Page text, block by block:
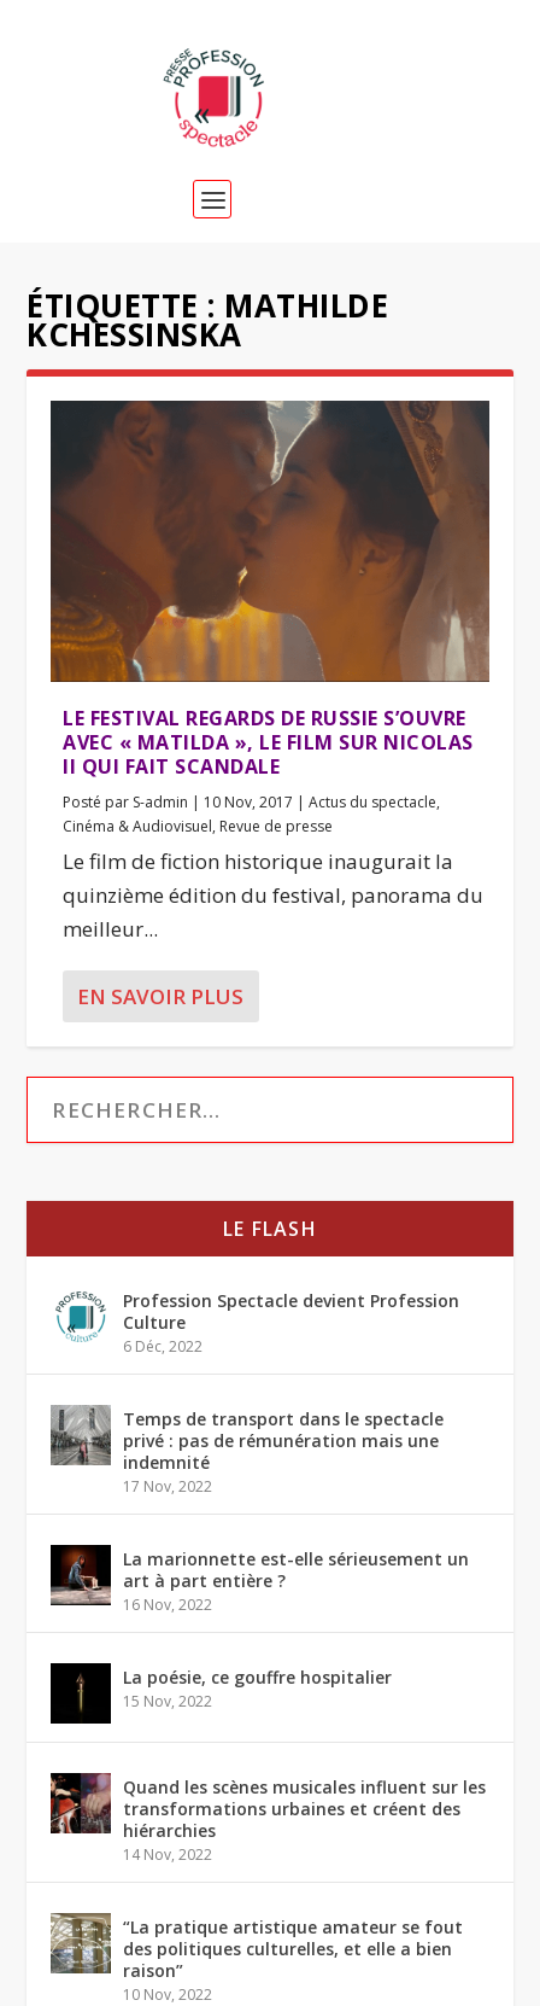
ÉTIQUETTE : MATHILDE
KCHESSINSKA
LE FESTIVAL REGARDS DE RUSSIE S’OUVRE
AVEC « MATILDA », LE FILM SUR NICOLAS
II QUI FAIT SCANDALE
Posté par S-admin | 10 Nov, 2017 |Actus du spectacle,
Cinéma & Audiovisuel, Revue de presse
Le film de fiction historique inaugurait la
quinzième édition du festival, panorama du
meilleur...
EN SAVOIR PLUS
LE FLASH
Profession Spectacle devient Profession
Culture
6 Déc, 2022
Temps de transport dans le spectacle
privé : pas de rémunération mais une
indemnité
17 Nov, 2022
La marionnette est-elle sérieusement un
art à part entière ?
16 Nov, 2022
La poésie, ce gouffre hospitalier
15 Nov, 2022
Quand les scènes musicales influent sur les
transformations urbaines et créent des
hiérarchies
14 Nov, 2022
“La pratique artistique amateur se fout
des politiques culturelles, et elle a bien
raison”
10 Nov, 2022